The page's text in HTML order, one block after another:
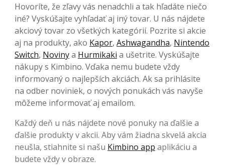
Hovoríte, že zľavy vás nenadchli a tak hľadáte niečo
iné? Vyskúšajte vyhľadať aj iný tovar. U nás nájdete
akciový tovar zo všetkých kategórií. Pozrite si akcie
aj na produkty, ako Kapor, Ashwagandha, Nintendo
Switch, Novinya Hurmikaki a ušetrite. Vyskúšajte
nákupy s Kimbino. Vďaka nemu budete vždy
informovaný o najlepších akciách. Ak sa prihlásite
na odber noviniek, o nových ponukách vás navyše
môžeme informovať aj emailom.
Každý deň u nás nájdete nové ponuky na ďalšie a
ďalšie produkty v akcii. Aby vám žiadna skvelá akcia
neušla, stiahnite si našu Kimbino app aplikáciu a
budete vždy v obraze.